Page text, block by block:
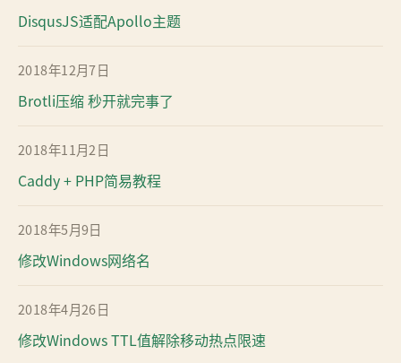
DisqusJS适配Apollo主题
2018年12月7日
Brotli压缩 秒开就完事了
2018年11月2日
Caddy + PHP简易教程
2018年5月9日
修改Windows网络名
2018年4月26日
修改Windows TTL值解除移动热点限速